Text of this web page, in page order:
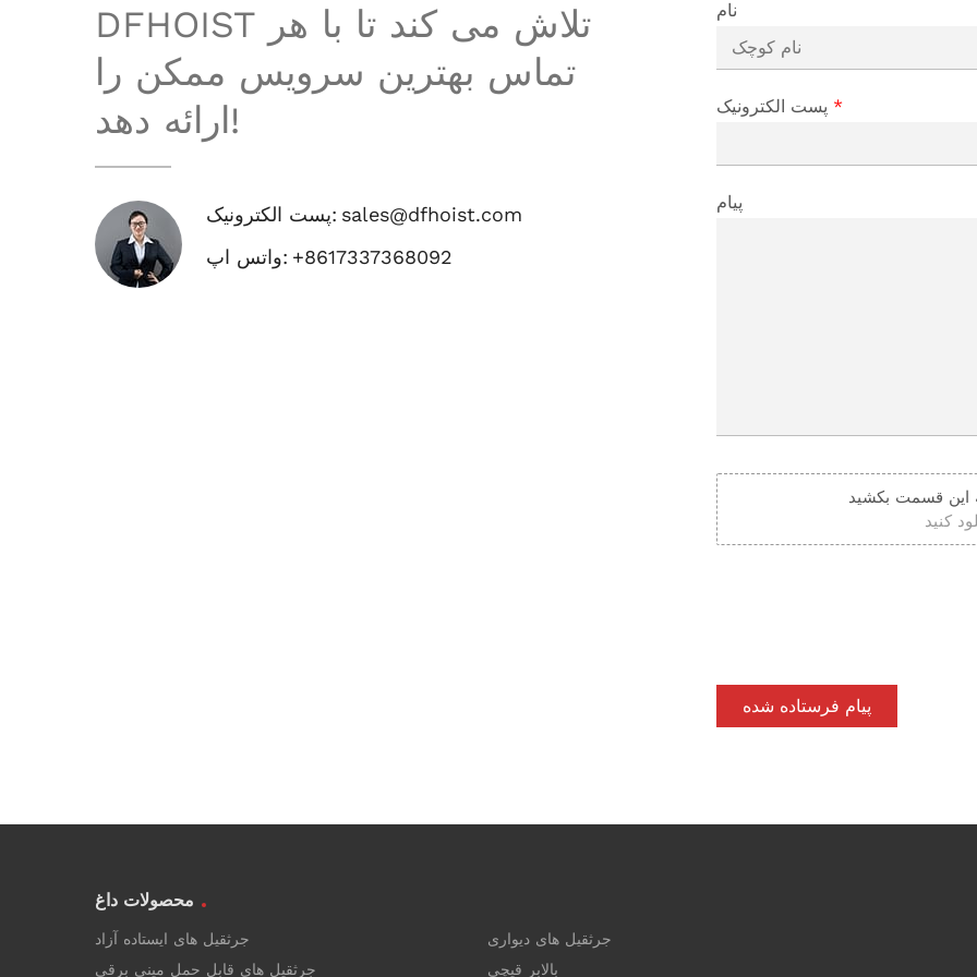
DFHOIST تلاش می کند تا با هر
تماس بهترین سرویس ممکن را
ارائه دهد!
پست الکترونیک: sales@dfhoist.com
واتس اپ: +8617337368092
نام
*
پیام
پیام فرستاده شده
محصولات داغ
جرثقیل های ایستاده آزاد
جرثقیل های دیواری
جرثقیل های قابل حمل مینی برقی
بالابر قیچی